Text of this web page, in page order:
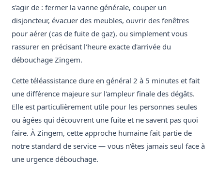
s'agir de : fermer la vanne générale, couper un
disjoncteur, évacuer des meubles, ouvrir des fenêtres
pour aérer (cas de fuite de gaz), ou simplement vous
rassurer en précisant l'heure exacte d'arrivée du
débouchage Zingem.
Cette téléassistance dure en général 2 à 5 minutes et fait
une différence majeure sur l'ampleur finale des dégâts.
Elle est particulièrement utile pour les personnes seules
ou âgées qui découvrent une fuite et ne savent pas quoi
faire. À Zingem, cette approche humaine fait partie de
notre standard de service — vous n'êtes jamais seul face à
une urgence débouchage.